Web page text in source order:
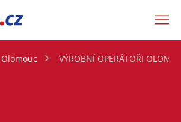
Olomouc VÝROBNÍ OPERÁTOŘI